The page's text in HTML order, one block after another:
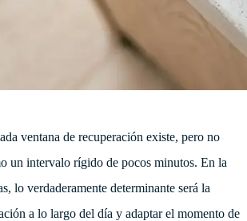
ventana de recuperación existe, pero no
un intervalo rígido de pocos minutos. En la
lo verdaderamente determinante será la
a lo largo del día y adaptar el momento de